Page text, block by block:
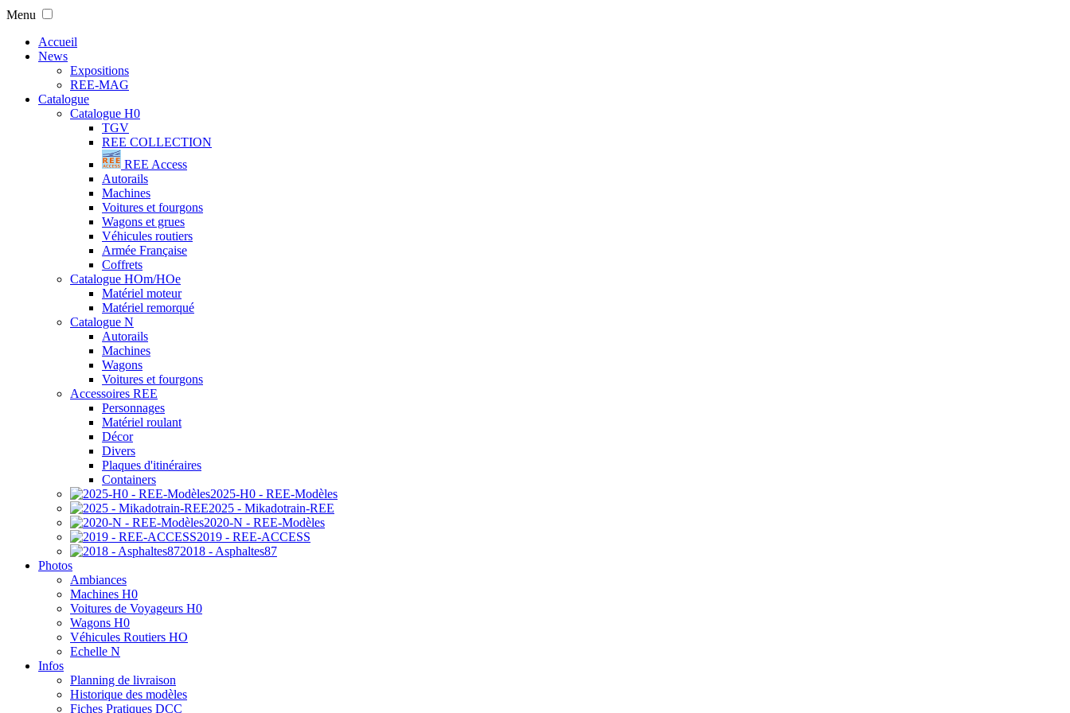
Menu
Accueil
News
Expositions
REE-MAG
Catalogue
Catalogue H0
TGV
REE COLLECTION
REE Access
Autorails
Machines
Voitures et fourgons
Wagons et grues
Véhicules routiers
Armée Française
Coffrets
Catalogue HOm/HOe
Matériel moteur
Matériel remorqué
Catalogue N
Autorails
Machines
Wagons
Voitures et fourgons
Accessoires REE
Personnages
Matériel roulant
Décor
Divers
Plaques d'itinéraires
Containers
2025-H0 - REE-Modèles
2025 - Mikadotrain-REE
2020-N - REE-Modèles
2019 - REE-ACCESS
2018 - Asphaltes87
Photos
Ambiances
Machines H0
Voitures de Voyageurs H0
Wagons H0
Véhicules Routiers HO
Echelle N
Infos
Planning de livraison
Historique des modèles
Fiches Pratiques DCC